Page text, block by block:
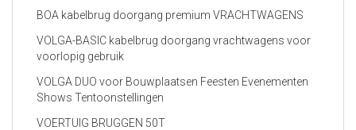
BOA kabelbrug doorgang premium VRACHTWAGENS
VOLGA-BASIC kabelbrug doorgang vrachtwagens voor
voorlopig gebruik
VOLGA DUO voor Bouwplaatsen Feesten Evenementen
Shows Tentoonstellingen
VOERTUIG BRUGGEN 50T